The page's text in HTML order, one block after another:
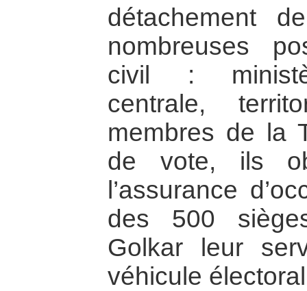
détachement
nombreuses
civil :
centrale,
membres de la
de vote, ils
l’assurance
des 500
Golkar leur
véhicule